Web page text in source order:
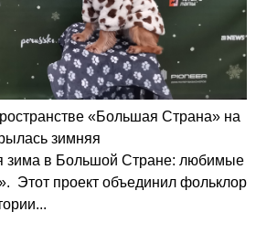
«Большая Страна» на
зимняя
зима в Большой Стране: любимые
Этот проект объединил фольклор